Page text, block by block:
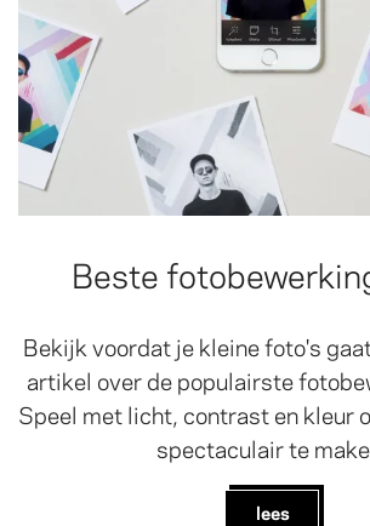
Beste
Bekijk voordat je kleine foto's
artikel over de populairste
Speel met licht, contrast en kleur
spectaculair te
lees